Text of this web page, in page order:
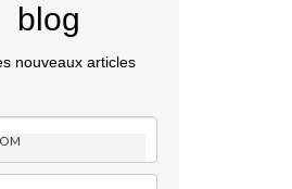
blog
nouveaux articles